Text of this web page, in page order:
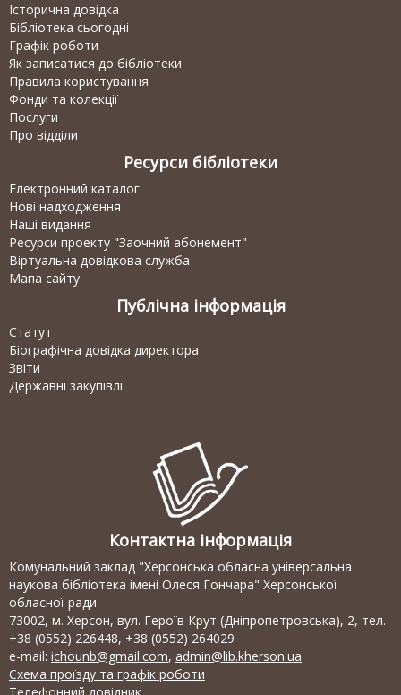
Історична довідка
Бібліотека сьогодні
Графік роботи
Як записатися до бібліотеки
Правила користування
Фонди та колекції
Послуги
Про відділи
Ресурси бібліотеки
Електронний каталог
Нові надходження
Наші видання
Ресурси проекту "Заочний абонемент"
Віртуальна довідкова служба
Мапа сайту
Публічна інформація
Статут
Біографічна довідка директора
Звіти
Державні закупівлі
Контактна інформація
Комунальний заклад "Херсонська обласна універсальна
наукова бібліотека імені Олеся Гончара" Херсонської
обласної ради
73002, м. Херсон, вул. Героїв Крут (Дніпропетровська), 2, тел.
+38 (0552) 226448, +38 (0552) 264029
e-mail: ichounb@gmail.com, admin@lib.kherson.ua
Схема проїзду та графік роботи
Телефонний довідник